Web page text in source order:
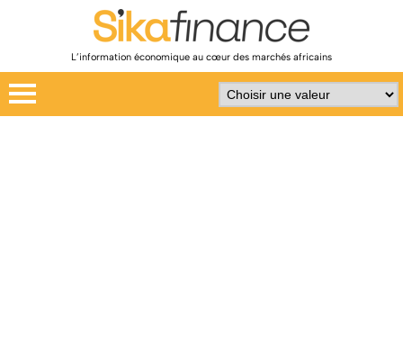
L’information économique au cœur des marchés africains